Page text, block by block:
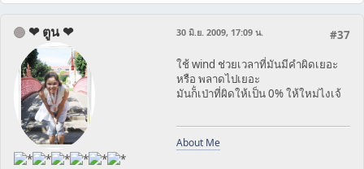
❤ ตูน ❤ #37
30 มิ.ย. 2009, 17:09 น.
ใช้ wind ช่วยเวลาที่มันมีคำผิดเยอะ
หรือ พลาดไปเยอะ
มันก็่เป่าที่ผิดให้เป็น 0% ให้ใหม่ไงเจ้
About Me